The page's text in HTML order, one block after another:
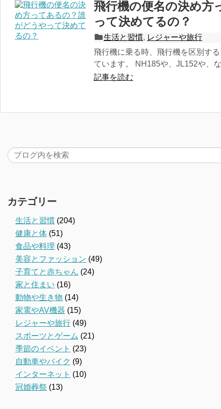
飛行機の便名の決め方
って決めてるの？
生活と習慣, レジャーや旅行
飛行機に乗る時、飛行機を区別す
ています。 NH185や、JL152や、
記事を読む
カテゴリー
生活と習慣 (204)
健康と体 (51)
食品や料理 (43)
美容とファッション (49)
子育てと赤ちゃん (24)
家と住まい (16)
動物や生き物 (14)
家電やAV機器 (15)
レジャーや旅行 (49)
スポーツとゲーム (21)
季節のイベント (23)
自動車やバイク (9)
インターネット (10)
冠婚葬祭 (13)